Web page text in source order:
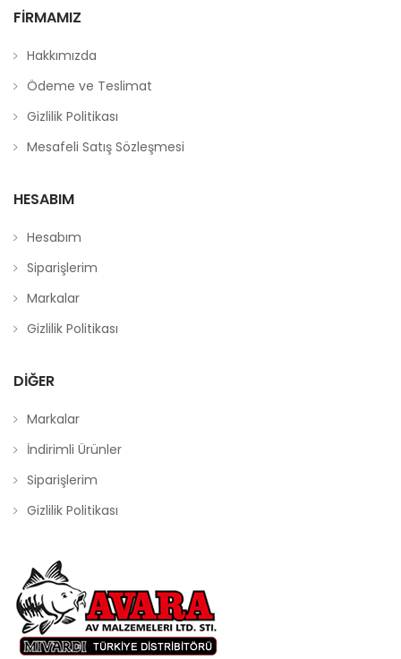
FIRMAMIZ
Hakkımızda
Ödeme ve Teslimat
Gizlilik Politikası
Mesafeli Satış Sözleşmesi
HESABIM
Hesabım
Siparişlerim
Markalar
Gizlilik Politikası
DIĞER
Markalar
İndirimli Ürünler
Siparişlerim
Gizlilik Politikası